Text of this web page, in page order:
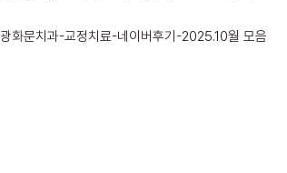
광화문치과-교정치료-네이버후기-2025.10월 모음